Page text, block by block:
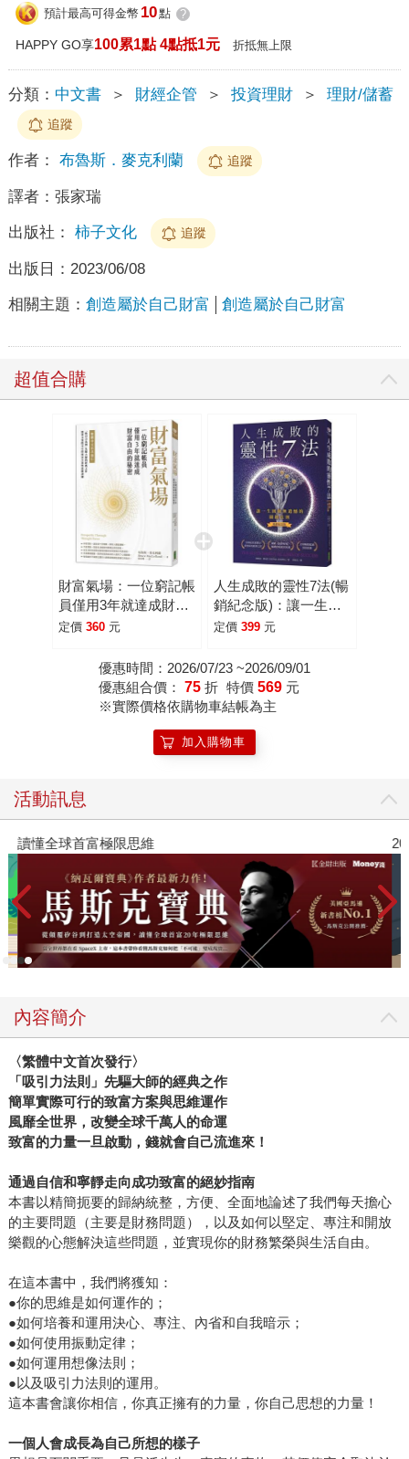
預計最高可得金幣 10點 ?
HAPPY GO享100累1點 4點抵1元 折抵無上限
分類： 中文書 ＞ 財經企管 ＞ 投資理財 ＞ 理財/儲蓄
追蹤
作者： 布魯斯．麥克利蘭 追蹤
譯者： 張家瑞
出版社： 柿子文化 追蹤
出版日： 2023/06/08
相關主題： 創造屬於自己財富 創造屬於自己財富
超值合購
財富氣場：一位窮記帳
員僅用3年就達成財富
自由的秘密
定價 360 元
人生成敗的靈性7法(暢
銷紀念版)：讓一生圓
融無遺憾的關鍵法則
定價 399 元
優惠時間：2026/07/23 ~2026/09/01
優惠組合價： 75 折 特價 569 元
※實際價格依購物車結帳為主
加入購物車
活動訊息
讀懂全球首富極限思維
內容簡介
〈繁體中文首次發行〉
「吸引力法則」先驅大師的經典之作
簡單實際可行的致富方案與思維運作
風靡全世界，改變全球千萬人的命運
致富的力量一旦啟動，錢就會自己流進來！
通過自信和寧靜走向成功致富的絕妙指南
本書以精簡扼要的歸納統整，方便、全面地論述了我們每天擔心
的主要問題（主要是財務問題），以及如何以堅定、專注和開放
樂觀的心態解決這些問題，並實現你的財務繁榮與生活自由。
在這本書中，我們將獲知：
●你的思維是如何運作的；
●如何培養和運用決心、專注、內省和自我暗示；
●如何使用振動定律；
●如何運用想像法則；
●以及吸引力法則的運用。
這本書會讓你相信，你真正擁有的力量，你自己思想的力量！
一個人會成長為自己所想的樣子